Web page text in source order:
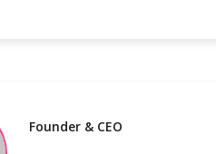
Founder & CEO